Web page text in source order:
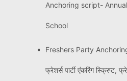
Anchoring script-
School
Freshers Party
फ्रेशर्स पार्टी एंकरिंग स्क्रिप्ट,